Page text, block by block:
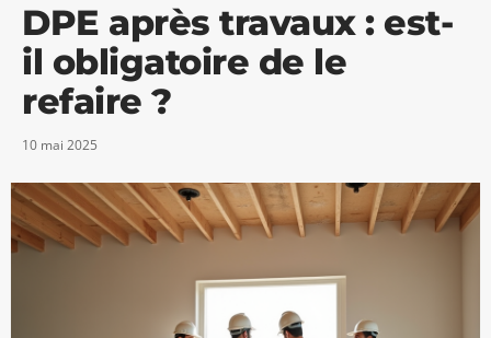
DPE après travaux : est-
il obligatoire de le
refaire ?
10 mai 2025